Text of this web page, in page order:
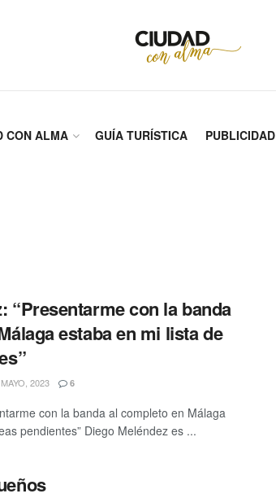
CON ALMA GUÍA TURÍSTICA PUBLICIDAD
“Presentarme con la banda
estaba en mi lista de
2023 6
con la banda al completo en Málaga
pendientes” Diego Meléndez es ...